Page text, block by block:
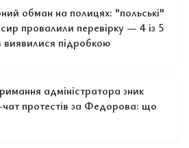
обман на полицях: "польські"
провалили перевірку — 4 із 5
виявилися підробкою
адміністратора зник
протестів за Федорова: що